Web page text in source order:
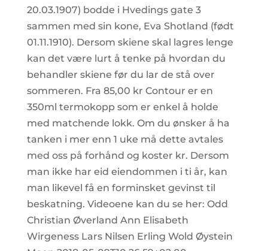
20.03.1907) bodde i Hvedings gate 3
sammen med sin kone, Eva Shotland (født
01.11.1910). Dersom skiene skal lagres lenge
kan det være lurt å tenke på hvordan du
behandler skiene før du lar de stå over
sommeren. Fra 85,00 kr Contour er en
350ml termokopp som er enkel å holde
med matchende lokk. Om du ønsker å ha
tanken i mer enn 1 uke må dette avtales
med oss på forhånd og koster kr. Dersom
man ikke har eid eiendommen i ti år, kan
man likevel få en forminsket gevinst til
beskatning. Videoene kan du se her: Odd
Christian Øverland Ann Elisabeth
Wirgeness Lars Nilsen Erling Wold Øystein